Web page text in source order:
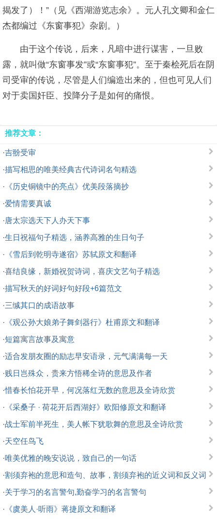
揭发了）！”（见《西湖游览志余》。元人孔文卿和金仁
杰都编过《东窗事犯》杂剧。）
由于这个传说，后来，凡暗中进行谋害，一旦败
露，就叫做“东窗事发”或“东窗事犯”。至于秦桧死后在阴
司受审的传说，尽管是人们编造出来的，但也可见人们
对于卖国奸臣、投降分子是如何的痛恨。
推荐文章：
·吉翂受审
·描写相思的唯美经典古代诗词名句精选
· 《历史铜镜中的亮点》优美段落摘抄
·爱情需要真诚
·唐太宗选天下人办天下事
·生日祝福句子精选，涵养高雅的生日句子
· 《雪后到乾明寺遂宿》苏轼原文和翻译
·喜结良缘，新婚祝贺诗词，喜庆文艺句子精选
·描写秋天的好词好句好段+6篇范文
·三缄其口的成语故事
· 《观公孙大娘弟子舞剑器行》杜甫原文和翻译
·短篇寓言故事及寓意
·适合发朋友圈的励志早安语录，元气满满每一天
·贱日岂殊众，贵来方悟稀全诗的意思及作者
·惜春长怕花开早，何况落红无数的意思及全诗欣赏
· 《采桑子 · 荷花开后西湖好》欧阳修原文和翻译
·战士军前半死生，美人帐下犹歌舞的意思及全诗欣赏
·天空任鸟飞
·唯美优雅的晚安说说，致自己的一句话
·割须弃袍的意思和造句、故事，割须弃袍的近义词和反义词
·关于学习的名言警句,勤奋学习的名言警句
· 《虞美人·听雨》蒋捷原文和翻译